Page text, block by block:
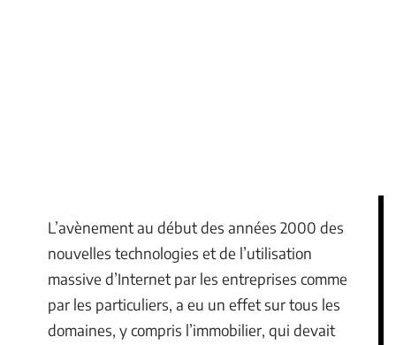
L’avènement au début des années 2000 des
nouvelles technologies et de l’utilisation
massive d’Internet par les entreprises comme
par les particuliers, a eu un effet sur tous les
domaines, y compris l’immobilier, qui devait